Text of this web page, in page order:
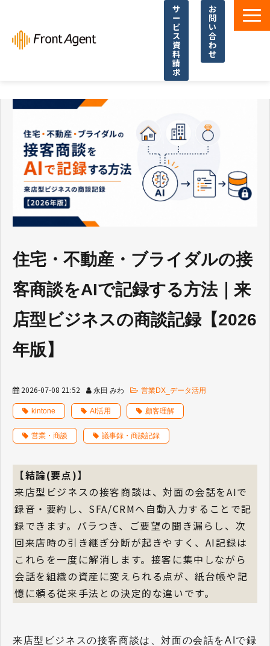
サ
ー
ビ
ス
資
料
請
求
お
問
い
合
わ
せ
イベント・セミナー
お役立ち資料一覧
お役立ち記事・コラム
住宅・不動産・ブライダルの接
客商談をAIで記録する方法｜来
店型ビジネスの商談記録【2026
年版】
2026-07-08 21:52 永田 みわ 営業DX_データ活用
kintone AI活用 顧客理解
営業・商談 議事録・商談記録
【結論(要点)】
来店型ビジネスの接客商談は、対面の会話をAIで
録音・要約し、SFA/CRMへ自動入力することで記
録できます。バラつき、ご要望の聞き漏らし、次
回来店時の引き継ぎ分断が起きやすく、AI記録は
これらを一度に解消します。接客に集中しながら
会話を組織の資産に変えられる点が、紙台帳や記
憶に頼る従来手法との決定的な違いです。
来店型ビジネスの接客商談は、対面の会話をAIで録